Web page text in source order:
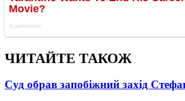
ЧИТАЙТЕ ТАКОЖ
Суд обрав запобіжний захід